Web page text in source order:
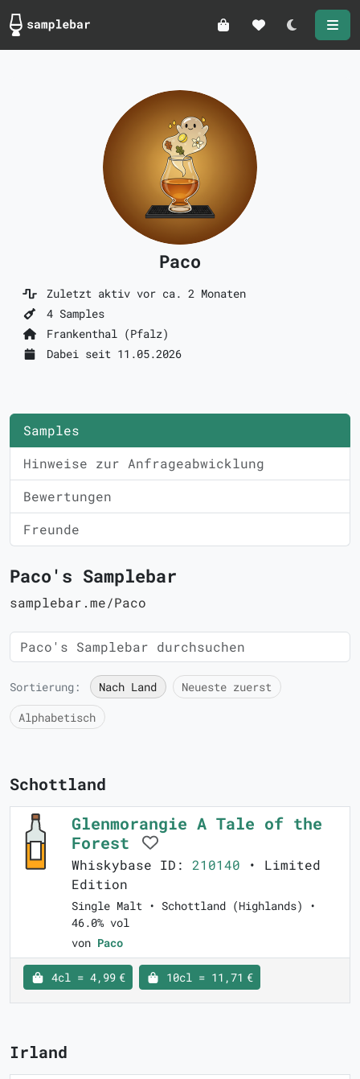
Darkmode
Paco
Zuletzt aktiv vor ca. 2 Monaten
4 Samples
Frankenthal (Pfalz)
Dabei seit 11.05.2026
Samples
Hinweise zur Anfrageabwicklung
Bewertungen
Freunde
Paco's Samplebar
samplebar.me/Paco
Sortierung: Nach Land
Neueste zuerst
Alphabetisch
Schottland
Glenmorangie A Tale of the
Forest
Whiskybase ID: 210140 • Limited
Edition
Single Malt • Schottland (Highlands) •
46.0% vol
von Paco
4cl = 4,99 € 10cl = 11,71 €
Irland